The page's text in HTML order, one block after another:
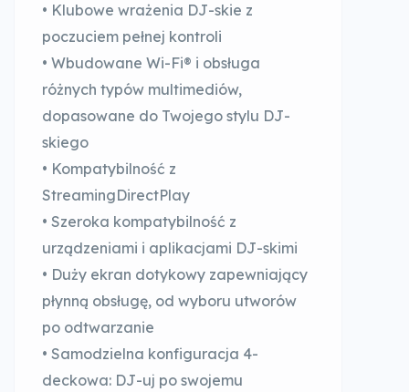
• Klubowe wrażenia DJ-skie z
poczuciem pełnej kontroli
• Wbudowane Wi-Fi® i obsługa
różnych typów multimediów,
dopasowane do Twojego stylu DJ-
skiego
• Kompatybilność z
StreamingDirectPlay
• Szeroka kompatybilność z
urządzeniami i aplikacjami DJ-skimi
• Duży ekran dotykowy zapewniający
płynną obsługę, od wyboru utworów
po odtwarzanie
• Samodzielna konfiguracja 4-
deckowa: DJ-uj po swojemu